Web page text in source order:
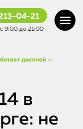
04-21
9:00 до 21:00
дисплей —
в
не